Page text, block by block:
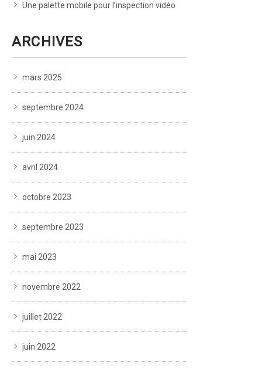
Une palette mobile pour l’inspection vidéo
ARCHIVES
mars 2025
septembre 2024
juin 2024
avril 2024
octobre 2023
septembre 2023
mai 2023
novembre 2022
juillet 2022
juin 2022